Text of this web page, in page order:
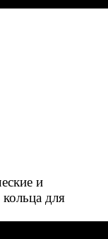
и
для